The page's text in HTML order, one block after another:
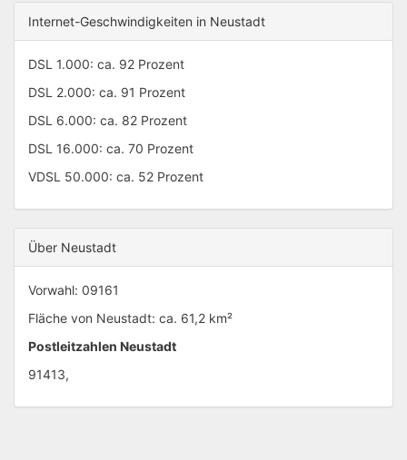
Internet-Geschwindigkeiten in Neustadt
DSL 1.000: ca. 92 Prozent
DSL 2.000: ca. 91 Prozent
DSL 6.000: ca. 82 Prozent
DSL 16.000: ca. 70 Prozent
VDSL 50.000: ca. 52 Prozent
Über Neustadt
Vorwahl: 09161
Fläche von Neustadt: ca. 61,2 km²
Postleitzahlen Neustadt
91413,